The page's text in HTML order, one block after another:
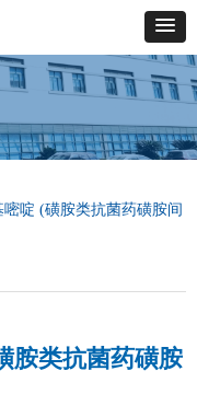
啶 (磺胺类抗菌药磺胺间
胺类抗菌药磺胺